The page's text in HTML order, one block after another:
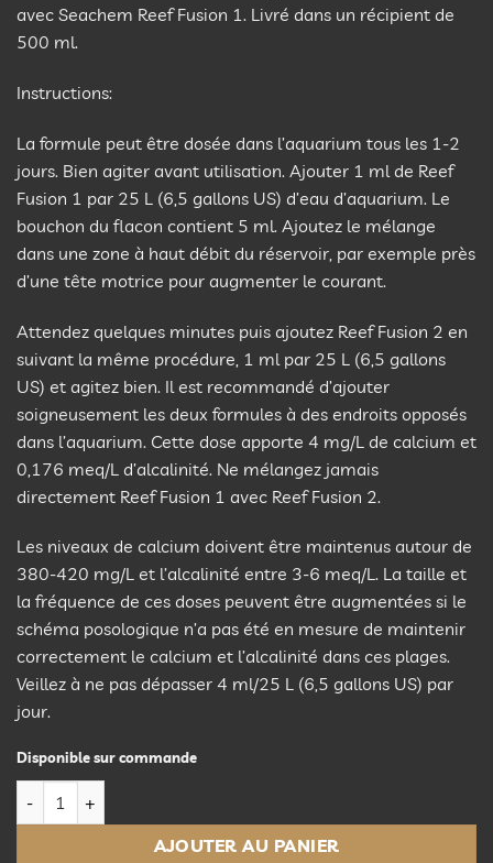
avec Seachem Reef Fusion 1. Livré dans un récipient de
500 ml.
Instructions:
La formule peut être dosée dans l’aquarium tous les 1-2
jours. Bien agiter avant utilisation. Ajouter 1 ml de Reef
Fusion 1 par 25 L (6,5 gallons US) d’eau d’aquarium. Le
bouchon du flacon contient 5 ml. Ajoutez le mélange
dans une zone à haut débit du réservoir, par exemple près
d’une tête motrice pour augmenter le courant.
Attendez quelques minutes puis ajoutez Reef Fusion 2 en
suivant la même procédure, 1 ml par 25 L (6,5 gallons
US) et agitez bien. Il est recommandé d’ajouter
soigneusement les deux formules à des endroits opposés
dans l’aquarium. Cette dose apporte 4 mg/L de calcium et
0,176 meq/L d’alcalinité. Ne mélangez jamais
directement Reef Fusion 1 avec Reef Fusion 2.
Les niveaux de calcium doivent être maintenus autour de
380-420 mg/L et l’alcalinité entre 3-6 meq/L. La taille et
la fréquence de ces doses peuvent être augmentées si le
schéma posologique n’a pas été en mesure de maintenir
correctement le calcium et l’alcalinité dans ces plages.
Veillez à ne pas dépasser 4 ml/25 L (6,5 gallons US) par
jour.
Disponible sur commande
AJOUTER AU PANIER